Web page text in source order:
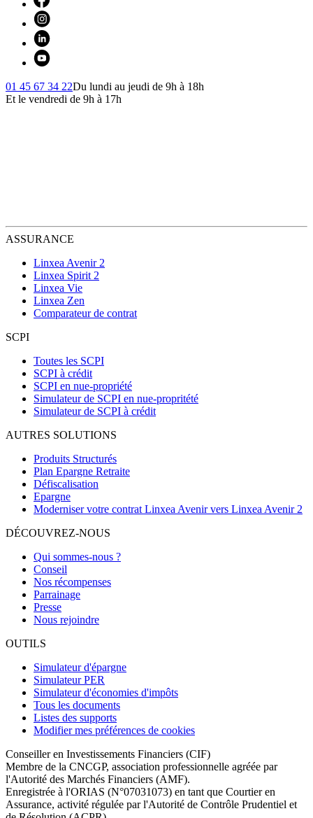
01 45 67 34 22Du lundi au jeudi de 9h à 18h
Et le vendredi de 9h à 17h
ASSURANCE
Linxea Avenir 2
Linxea Spirit 2
Linxea Vie
Linxea Zen
Comparateur de contrat
SCPI
Toutes les SCPI
SCPI à crédit
SCPI en nue-propriété
Simulateur de SCPI en nue-propritété
Simulateur de SCPI à crédit
AUTRES SOLUTIONS
Produits Structurés
Plan Epargne Retraite
Défiscalisation
Epargne
Moderniser votre contrat Linxea Avenir vers Linxea Avenir 2
DÉCOUVREZ-NOUS
Qui sommes-nous ?
Conseil
Nos récompenses
Parrainage
Presse
Nous rejoindre
OUTILS
Simulateur d'épargne
Simulateur PER
Simulateur d'économies d'impôts
Tous les documents
Listes des supports
Modifier mes préférences de cookies
Conseiller en Investissements Financiers (CIF)
Membre de la CNCGP, association professionnelle agréée par
l'Autorité des Marchés Financiers (AMF).
Enregistrée à l'ORIAS (N°07031073) en tant que Courtier en
Assurance, activité régulée par l'Autorité de Contrôle Prudentiel et